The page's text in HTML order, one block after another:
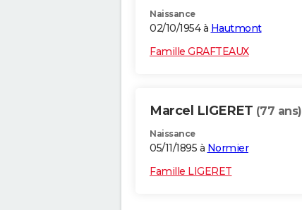
Naissance
02/10/1954 à Hautmont
Famille GRAFTEAUX
Marcel LIGERET (77 ans)
Naissance
05/11/1895 à Normier
Famille LIGERET